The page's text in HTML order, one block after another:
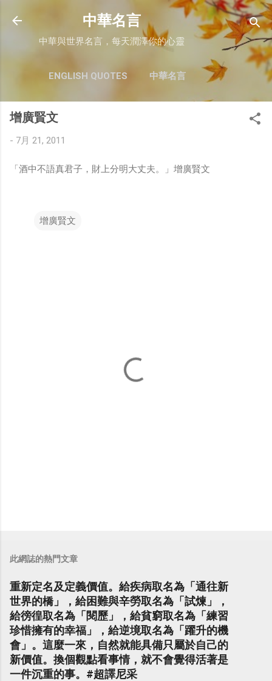
跳至主要內容
中華名言
中華與世界名言，每天潤澤你的心靈
ENGLISH QUOTES 中華名言
增廣賢文
- 7月 21, 2011
「酒中不語真君子，財上分明大丈夫。」增廣賢文
增廣賢文
此網誌的熱門文章
重新定名及定義價值。給疾病取名為「通往新
世界的橋」，給困難與辛勞取名為「試煉」，
給徬徨取名為「閱歷」，給貧窮取名為「練習
珍惜擁有的幸福」，給逆境取名為「躍升的機
會」。這麼一來，自然就能具備只屬於自己的
新價值。換個觀點看事情，就不會覺得活著是
一件沉重的事。#超譯尼采